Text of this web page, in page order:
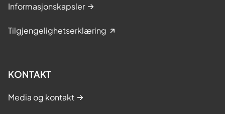
Informasjonskapsler
Tilgjengelighetserklæring
KONTAKT
Media og kontakt